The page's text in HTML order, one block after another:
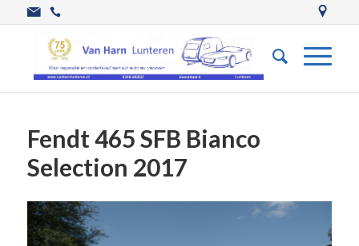
Fendt 465 SFB Bianco
Selection 2017